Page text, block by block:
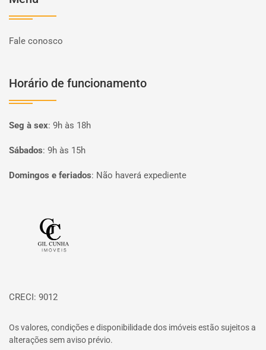
Fale conosco
Horário de funcionamento
Seg à sex: 9h às 18h
Sábados: 9h às 15h
Domingos e feriados: Não haverá expediente
CRECI: 9012
Os valores, condições e disponibilidade dos imóveis estão sujeitos a
alterações sem aviso prévio.